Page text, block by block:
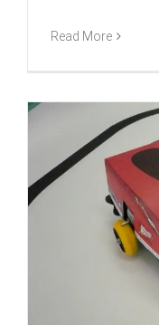
Read More